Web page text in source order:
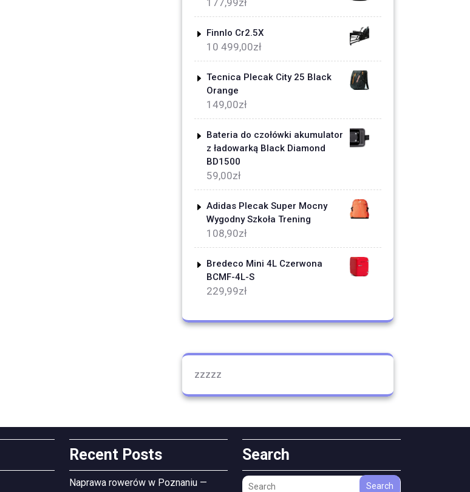
177,99zł
Finnlo Cr2.5X
10 499,00zł
Tecnica Plecak City 25 Black
Orange
149,00zł
Bateria do czołówki akumulator
z ładowarką Black Diamond
BD1500
59,00zł
Adidas Plecak Super Mocny
Wygodny Szkoła Trening
108,90zł
Bredeco Mini 4L Czerwona
BCMF-4L-S
229,99zł
zzzzz
Recent Posts
Naprawa rowerów w Poznaniu —
Search
Search